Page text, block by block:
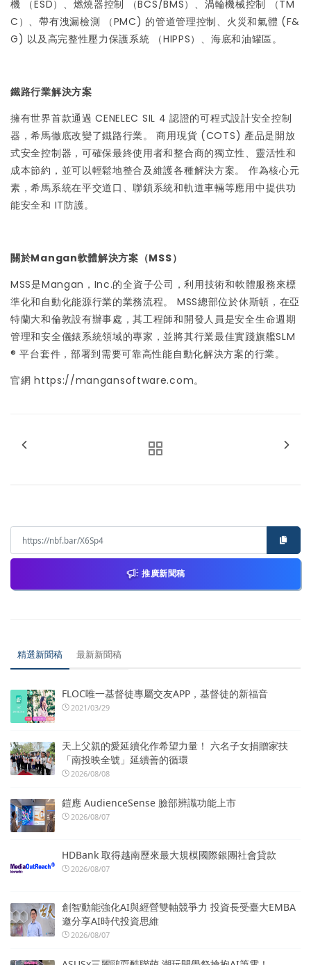
機 （ESD）、燃燒器控制 （BCS/BMS）、渦輪機械控制 （TM
C）、帶有洩漏檢測 （PMC) 的管道管理控制、火災和氣體 (F&
G) 以及高完整性壓力保護系統 （HIPPS）、海底和油罐區。
鐵路行業解決方案
擁有世界首款通過 CENELEC SIL 4 認證的可程式設計安全控制
器，希馬徹底改變了鐵路行業。 商用現貨 (COTS) 產品是開放
式安全控制器，可確保最終使用者和整合商的獨立性、靈活性和
成本節約，並可以輕鬆地整合及維護各種解決方案。 作為核心元
素，希馬系統在平交道口、聯鎖系統和軌道車輛等應用中提供功
能安全和 IT防護。
關於Mangan軟體解決方案（MSS）
MSS是Mangan，Inc.的全資子公司，利用技術和軟體服務來標
準化和自動化能源行業的業務流程。 MSS總部位於休斯頓，在亞
特蘭大和倫敦設有辦事處，其工程師和開發人員是安全生命週期
管理和安全儀錶系統領域的專家，並將其行業最佳實踐旗艦SLM
® 平台套件，部署到需要可靠高性能自動化解決方案的行業。
官網 https://mangansoftware.com。
推廣新聞稿
精選新聞稿 最新新聞稿
FLOC唯一基督徒專屬交友APP，基督徒的新福音
2021/03/29
天上父親的愛延續化作希望力量！ 六名子女捐贈家扶
「南投映全號」延續善的循環
2026/08/08
鎧應 AudienceSense 臉部辨識功能上市
2026/08/07
HDBank 取得越南歷來最大規模國際銀團社會貸款
2026/08/07
創智動能強化AI與經營雙軸競爭力 投資長受臺大EMBA
邀分享AI時代投資思維
2026/08/07